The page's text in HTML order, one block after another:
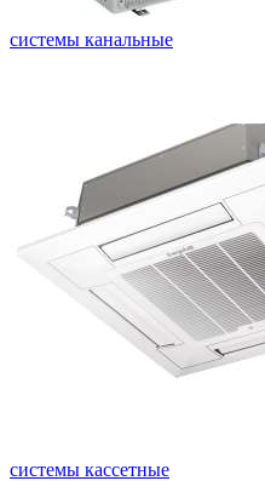
системы канальные
системы кассетные